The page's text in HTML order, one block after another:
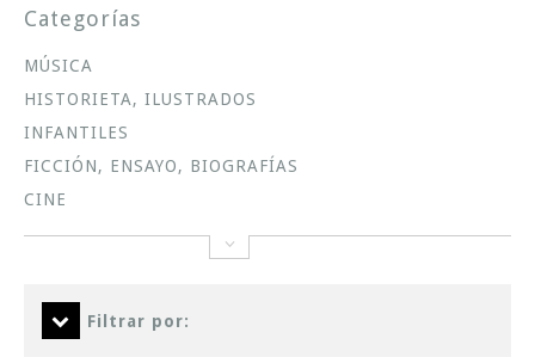
Categorías
MÚSICA
HISTORIETA, ILUSTRADOS
INFANTILES
FICCIÓN, ENSAYO, BIOGRAFÍAS
CINE
Filtrar por: